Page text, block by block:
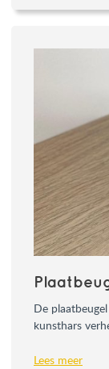
De
kunsthars
Lees meer